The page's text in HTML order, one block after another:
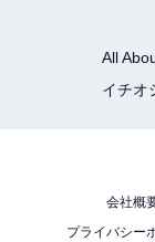
All
イチオ
会社概
プライバシー